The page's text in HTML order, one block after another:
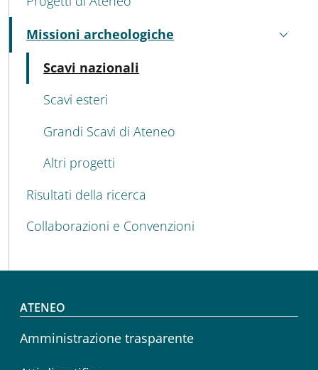
Missioni archeologiche
Attivo
Scavi nazionali
Scavi esteri
Grandi Scavi di Ateneo
Altri progetti
Risultati della ricerca
Collaborazioni e Convenzioni
Footer menu
ATENEO
Amministrazione trasparente